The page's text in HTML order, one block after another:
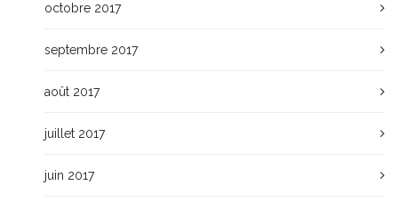
octobre 2017
septembre 2017
août 2017
juillet 2017
juin 2017